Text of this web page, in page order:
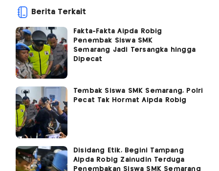
Berita Terkait
Fakta-Fakta Aipda Robig
Penembak Siswa SMK
Semarang Jadi Tersangka hingga
Dipecat
Tembak Siswa SMK Semarang, Polri
Pecat Tak Hormat Aipda Robig
Disidang Etik, Begini Tampang
Aipda Robig Zainudin Terduga
Penembakan Siswa SMK Semarang